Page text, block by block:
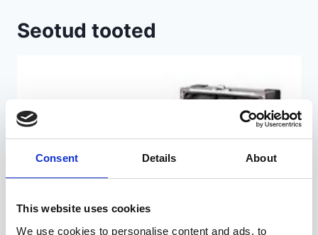
Consent Details About
This website uses cookies
We use cookies to personalise content and ads, to
Seotud tooted